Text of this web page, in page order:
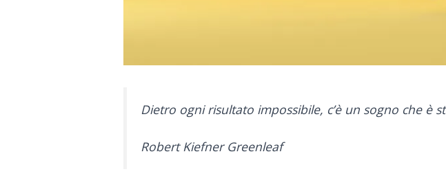
Dietro ogni risultato impossibile, c’è un sogno che è
Robert Kiefner Greenleaf